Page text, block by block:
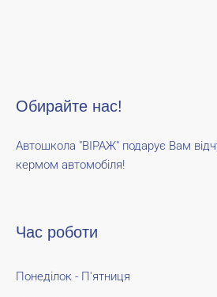
Обирайте нас!
Автошкола "ВІРАЖ" подарує Вам
кермом автомобіля!
Час роботи
Понеділок - П'ятниця